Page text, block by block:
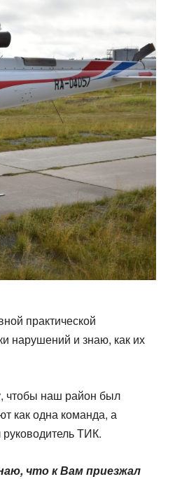
практической
нарушений и знаю, как их
чтобы наш район был
как одна команда, а
руководитель ТИК.
что к Вам приезжал